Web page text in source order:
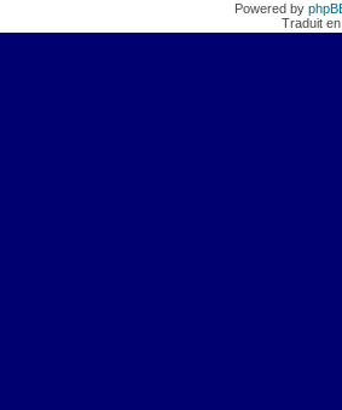
Powered by
Traduit